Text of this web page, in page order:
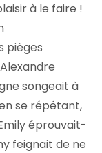
à le faire !
pièges
songeait à
se répétant,
éprouvait-
feignait de ne